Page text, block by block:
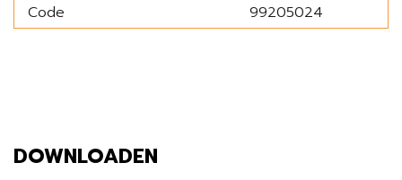
Code
99205024
DOWNLOADEN